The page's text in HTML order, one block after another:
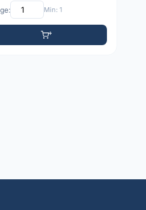
Min: 1